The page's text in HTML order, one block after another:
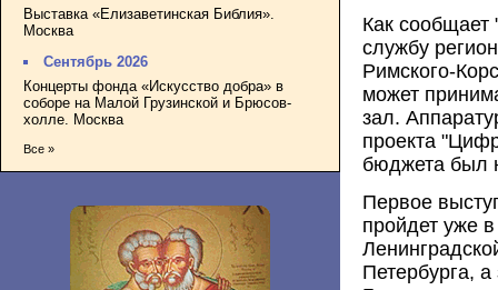
Выставка «Елизаветинская Библия».
Москва
Сентябрь 2026
Концерты фонда «Искусство добра» в
соборе на Малой Грузинской и Брюсов-
холле. Москва
Все »
Как сообщает
службу
Римского-
может
зал.
проекта
бюджета был
Первое
пройдет уже
Петербурга, а